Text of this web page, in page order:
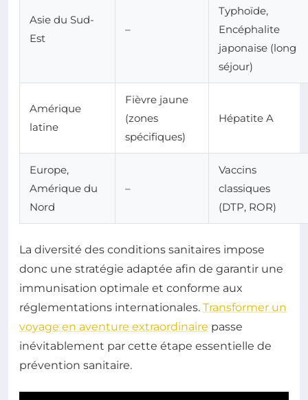
Asie du Sud-
Est
–
Typhoïde,
Encéphalite
japonaise (long
séjour)
Amérique
latine
Fièvre jaune
(zones
spécifiques)
Hépatite A
Europe,
Amérique du
Nord
–
Vaccins
classiques
(DTP, ROR)
La diversité des conditions sanitaires impose
donc une stratégie adaptée afin de garantir une
immunisation optimale et conforme aux
réglementations internationales. Transformer un
voyage en aventure extraordinaire passe
inévitablement par cette étape essentielle de
prévention sanitaire.